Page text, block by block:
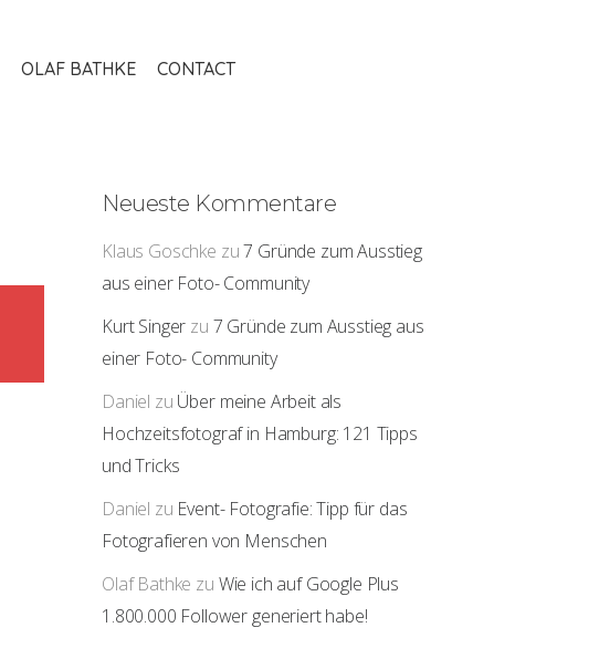
OLAF BATHKE CONTACT
Neueste Kommentare
Klaus Goschke zu7 Gründe zum Ausstieg
aus einer Foto- Community
Kurt Singer zu 7 Gründe zum Ausstieg aus
einer Foto- Community
Daniel zu Über meine Arbeit als
Hochzeitsfotograf in Hamburg: 121 Tipps
und Tricks
Daniel zu Event- Fotografie: Tipp für das
Fotografieren von Menschen
Olaf Bathke zu Wie ich auf Google Plus
1.800.000 Follower generiert habe!